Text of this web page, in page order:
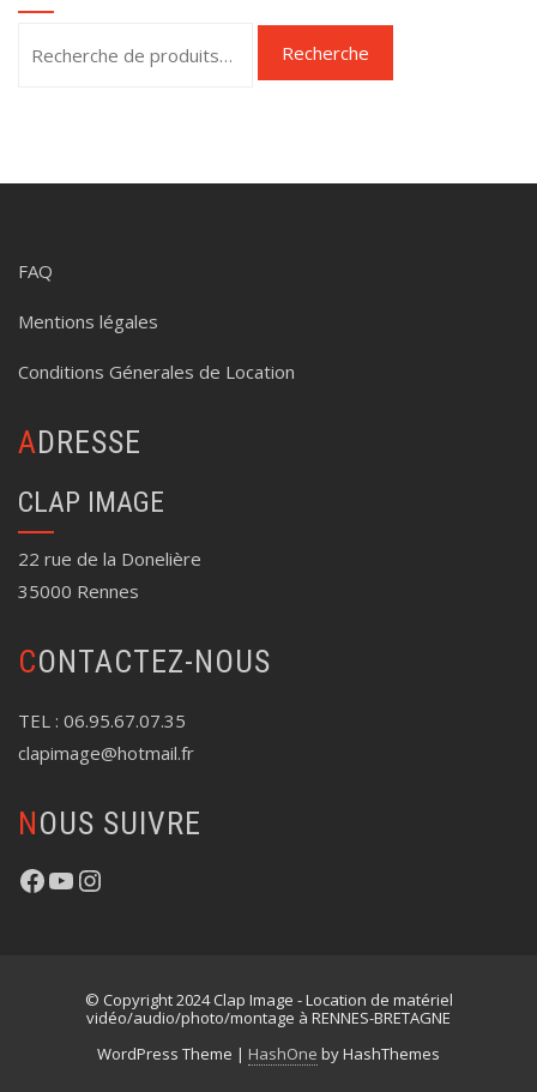
pour :
Recherche
FAQ
Mentions légales
Conditions Génerales de Location
ADRESSE
CLAP IMAGE
22 rue de la Donelière
35000 Rennes
CONTACTEZ-NOUS
TEL : 06.95.67.07.35
clapimage@hotmail.fr
NOUS SUIVRE
https://www.facebook.com/profile.php?id=100087627971632
YouTube
Instagram
© Copyright 2024 Clap Image - Location de matériel
vidéo/audio/photo/montage à RENNES-BRETAGNE
WordPress Theme | HashOne by HashThemes